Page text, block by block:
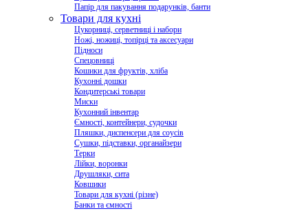
Папір для пакування подарунків, банти
Товари для кухні
Цукорниці, серветниці і набори
Ножі, ножиці, топірці та аксесуари
Підноси
Спецовниці
Кошики для фруктів, хліба
Кухонні дошки
Кондитерські товари
Миски
Кухонний інвентар
Ємності, контейнери, судочки
Пляшки, диспенсери для соусів
Сушки, підставки, органайзери
Терки
Лійки, воронки
Друшляки, сита
Ковшики
Товари для кухні (різне)
Банки та ємності